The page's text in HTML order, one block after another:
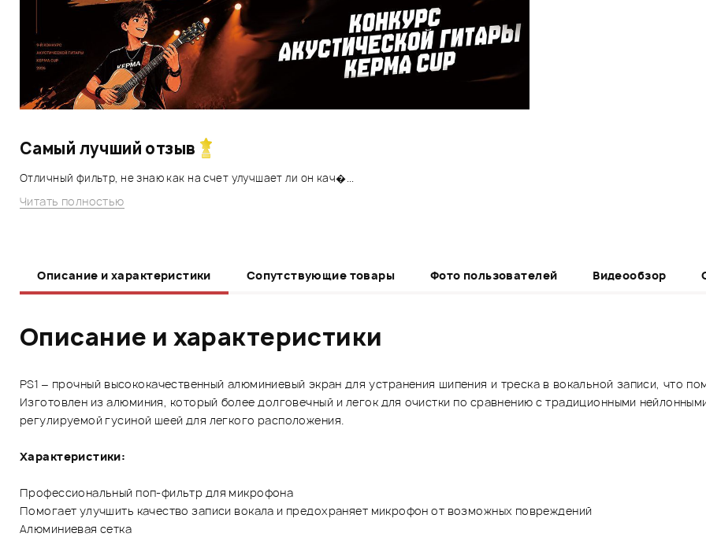
Самый лучший отзыв
Отличный фильтр, не знаю как на счет улучшает ли он кач�...
Читать полностью
Описание и характеристики Сопутствующие товары Фото пользователей Видеообзор
Описание и характеристики
PS1 – прочный высококачественный алюминиевый экран для устранения шипения и треска в вокальной записи, что
Изготовлен из алюминия, который более долговечный и легок для очистки по сравнению с традиционными
регулируемой гусиной шеей для легкого расположения.
Характеристики:
Профессиональный поп-фильтр для микрофона
Помогает улучшить качество записи вокала и предохраняет микрофон от возможных повреждений
Алюминиевая сетка